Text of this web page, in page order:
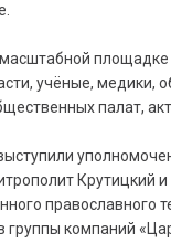
учёные, медики,
палат,
Крутицкий
православного
группы компаний